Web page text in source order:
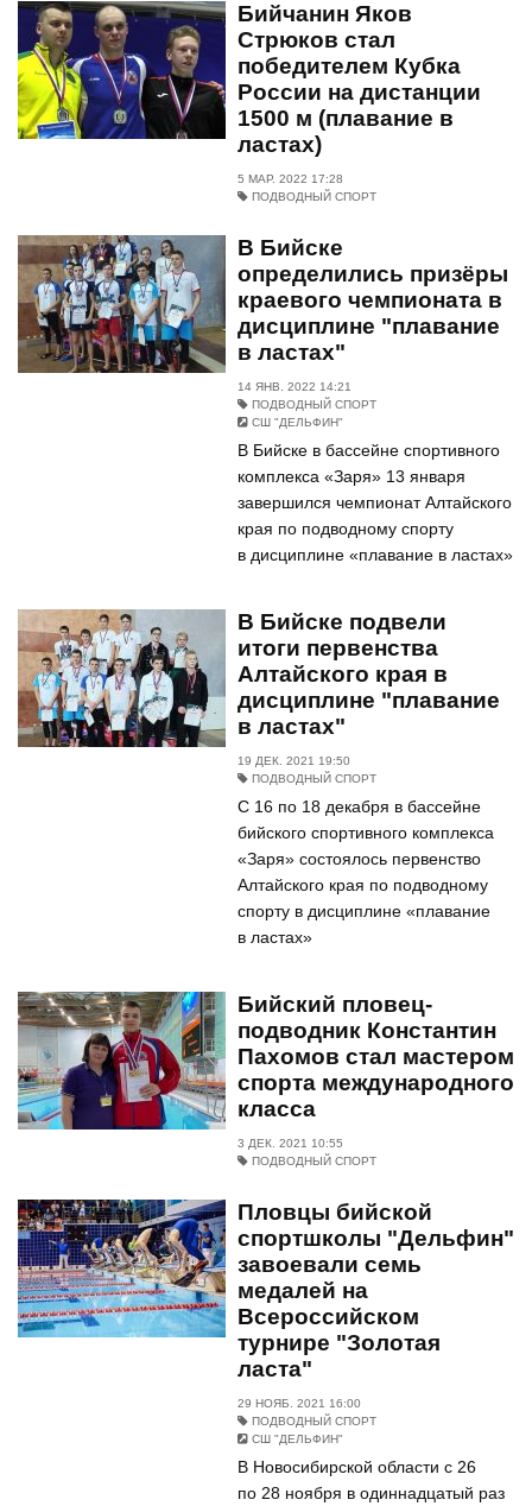
Бийчанин Яков
Стрюков стал
победителем Кубка
России на дистанции
1500 м (плавание в
ластах)
5 МАР. 2022 17:28
ПОДВОДНЫЙ СПОРТ
В Бийске
определились призёры
краевого чемпионата в
дисциплине "плавание
в ластах"
14 ЯНВ. 2022 14:21
ПОДВОДНЫЙ СПОРТ
СШ "ДЕЛЬФИН"
В Бийске в бассейне спортивного
комплекса «Заря» 13 января
завершился чемпионат Алтайского
края по подводному спорту
в дисциплине «плавание в ластах»
В Бийске подвели
итоги первенства
Алтайского края в
дисциплине "плавание
в ластах"
19 ДЕК. 2021 19:50
ПОДВОДНЫЙ СПОРТ
С 16 по 18 декабря в бассейне
бийского спортивного комплекса
«Заря» состоялось первенство
Алтайского края по подводному
спорту в дисциплине «плавание
в ластах»
Бийский пловец-
подводник Константин
Пахомов стал мастером
спорта международного
класса
3 ДЕК. 2021 10:55
ПОДВОДНЫЙ СПОРТ
Пловцы бийской
спортшколы "Дельфин"
завоевали семь
медалей на
Всероссийском
турнире "Золотая
ласта"
29 НОЯБ. 2021 16:00
ПОДВОДНЫЙ СПОРТ
СШ "ДЕЛЬФИН"
В Новосибирской области с 26
по 28 ноября в одиннадцатый раз